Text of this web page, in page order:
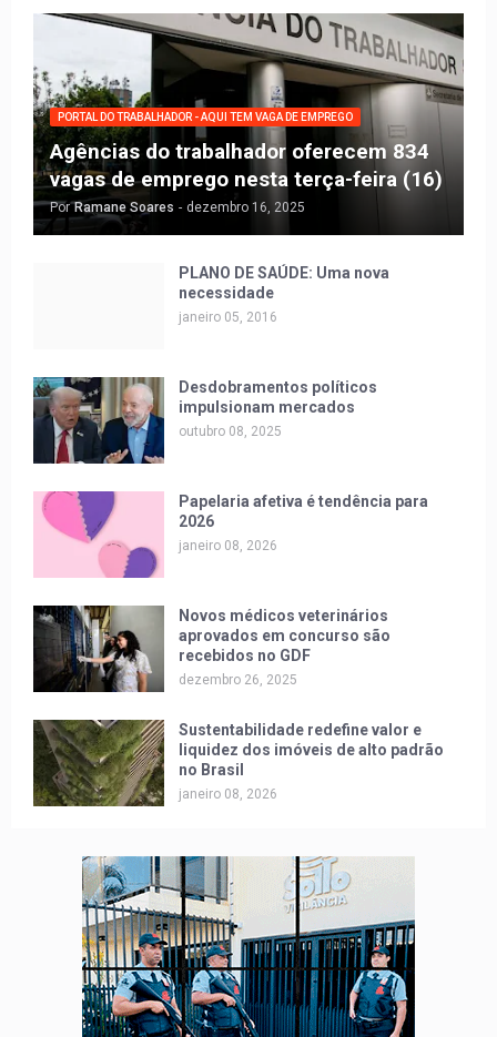
PORTAL DO TRABALHADOR - AQUI TEM VAGA DE EMPREGO
Agências do trabalhador oferecem 834
vagas de emprego nesta terça-feira (16)
Por Ramane Soares - dezembro 16, 2025
PLANO DE SAÚDE: Uma nova
necessidade
janeiro 05, 2016
Desdobramentos políticos
impulsionam mercados
outubro 08, 2025
Papelaria afetiva é tendência para
2026
janeiro 08, 2026
Novos médicos veterinários
aprovados em concurso são
recebidos no GDF
dezembro 26, 2025
Sustentabilidade redefine valor e
liquidez dos imóveis de alto padrão
no Brasil
janeiro 08, 2026